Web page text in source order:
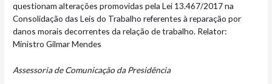
questionam alterações promovidas pela Lei 13.467/2017 na
Consolidação das Leis do Trabalho referentes à reparação por
danos morais decorrentes da relação de trabalho. Relator:
Ministro Gilmar Mendes
Assessoria de Comunicação da Presidência